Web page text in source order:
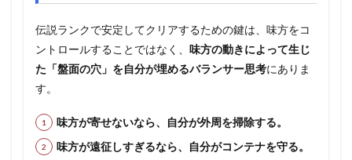
伝説ランクで安定してクリアするための鍵は、味方をコ
ントロールすることではなく、 味方の動きによって生じ
た「盤面の穴」を自分が埋めるバランサー思考にありま
す。
味方が寄せないなら、自分が外周を掃除する。
味方が遠征しすぎるなら、自分がコンテナを守る。